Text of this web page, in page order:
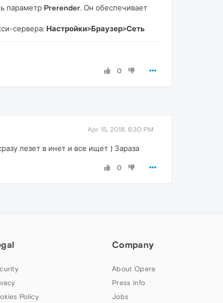
параметр Prerender. Он обеспечивает
сервера: Настройки>Браузер>Сеть
0
Apr 15, 2018, 6:30 PM
лезет в инет и все ищет ) Зараза
0
Policy
Company
About Opera
Press info
Jobs